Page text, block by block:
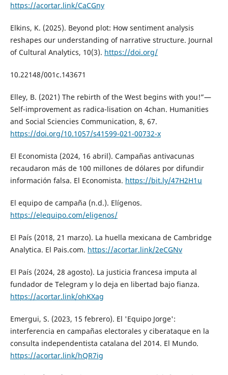
https://acortar.link/CaCGny
Elkins, K. (2025). Beyond plot: How sentiment analysis
reshapes our understanding of narrative structure. Journal
of Cultural Analytics, 10(3). https://doi.org/
10.22148/001c.143671
Elley, B. (2021) The rebirth of the West begins with you!”—
Self-improvement as radica-lisation on 4chan. Humanities
and Social Sciencies Communication, 8, 67.
https://doi.org/10.1057/s41599-021-00732-x
El Economista (2024, 16 abril). Campañas antivacunas
recaudaron más de 100 millones de dólares por difundir
información falsa. El Economista. https://bit.ly/47H2H1u
El equipo de campaña (n.d.). Elígenos.
https://elequipo.com/eligenos/
El País (2018, 21 marzo). La huella mexicana de Cambridge
Analytica. El Pais.com. https://acortar.link/2eCGNv
El País (2024, 28 agosto). La justicia francesa imputa al
fundador de Telegram y lo deja en libertad bajo fianza.
https://acortar.link/ohKXag
Emergui, S. (2023, 15 febrero). El 'Equipo Jorge':
interferencia en campañas electorales y ciberataque en la
consulta independentista catalana del 2014. El Mundo.
https://acortar.link/hQR7ig